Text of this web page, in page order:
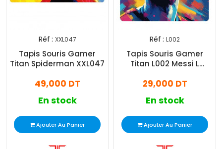
Réf : XXL047
Tapis Souris Gamer
Titan Spiderman XXL047
49,000 DT
En stock
Ajouter Au Panier
Réf : L002
Tapis Souris Gamer
Titan L002 Messi L
29,000 DT
En stock
Ajouter Au Panier